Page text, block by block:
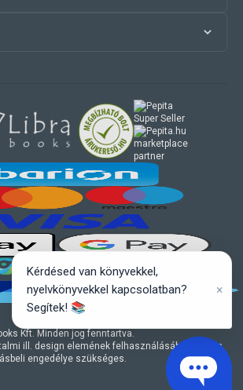
Kft. Minden jog fenntartva.
ill. design elemének felhasználásához a Libra
engedélye szükséges.
marketplace
partner
Kérdésed van könyvekkel,
nyelvkönyvekkel kapcsolatban?
Segítek! 📚
×